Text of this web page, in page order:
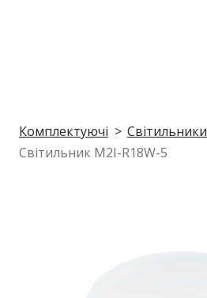
Комплектуючі Світильники
Світильник M2I-R18W-5